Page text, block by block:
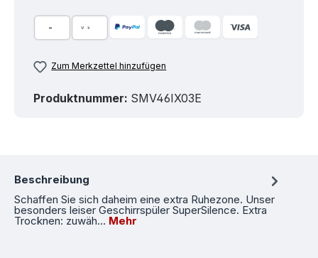
Zum Merkzettel hinzufügen
Produktnummer: SMV46IX03E
Beschreibung
Schaffen Sie sich daheim eine extra Ruhezone. Unser
besonders leiser Geschirrspüler SuperSilence. Extra
Trocknen: zuwäh… Mehr